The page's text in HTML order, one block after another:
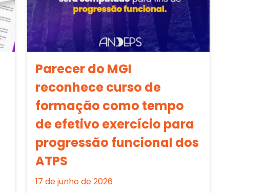
Parecer do MGI
reconhece curso de
formação como tempo
de efetivo exercício para
progressão funcional dos
ATPS
17 de junho de 2026